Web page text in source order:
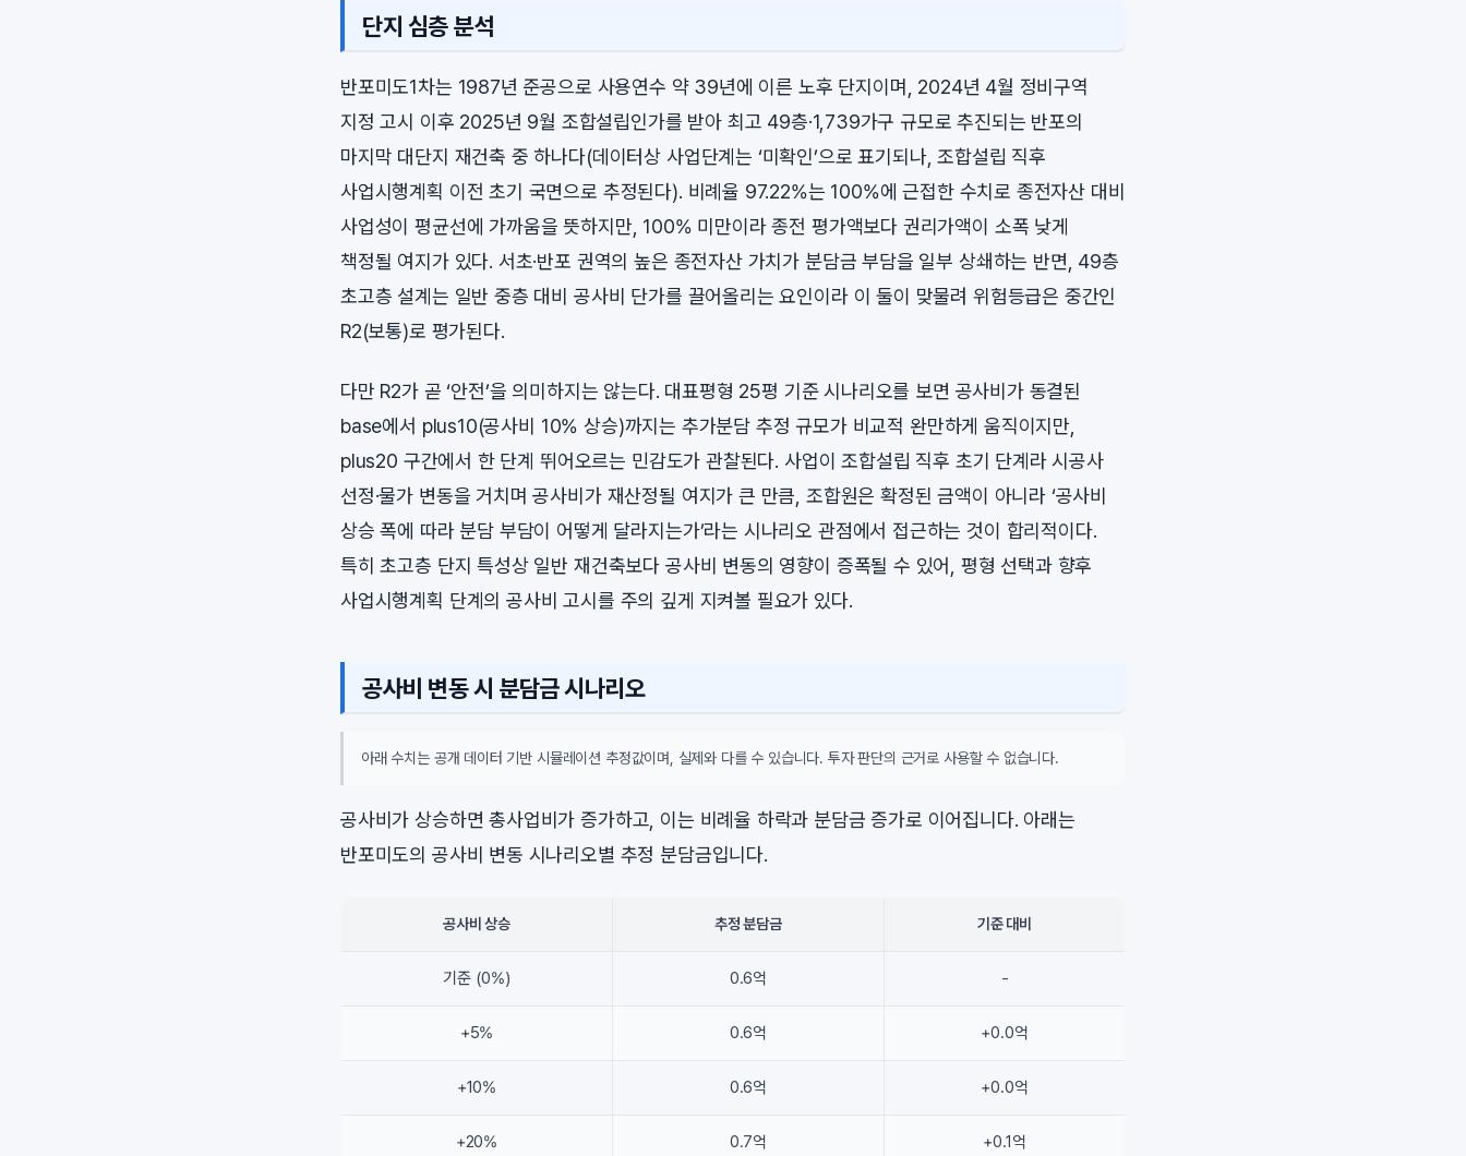
단지 심층 분석
반포미도1차는 1987년 준공으로 사용연수 약 39년에 이른 노후 단지이며, 2024년 4월 정비구역
지정 고시 이후 2025년 9월 조합설립인가를 받아 최고 49층·1,739가구 규모로 추진되는 반포의
마지막 대단지 재건축 중 하나다(데이터상 사업단계는 ‘미확인’으로 표기되나, 조합설립 직후
사업시행계획 이전 초기 국면으로 추정된다). 비례율 97.22%는 100%에 근접한 수치로 종전자산 대비
사업성이 평균선에 가까움을 뜻하지만, 100% 미만이라 종전 평가액보다 권리가액이 소폭 낮게
책정될 여지가 있다. 서초·반포 권역의 높은 종전자산 가치가 분담금 부담을 일부 상쇄하는 반면, 49층
초고층 설계는 일반 중층 대비 공사비 단가를 끌어올리는 요인이라 이 둘이 맞물려 위험등급은 중간인
R2(보통)로 평가된다.
다만 R2가 곧 ‘안전’을 의미하지는 않는다. 대표평형 25평 기준 시나리오를 보면 공사비가 동결된
base에서 plus10(공사비 10% 상승)까지는 추가분담 추정 규모가 비교적 완만하게 움직이지만,
plus20 구간에서 한 단계 뛰어오르는 민감도가 관찰된다. 사업이 조합설립 직후 초기 단계라 시공사
선정·물가 변동을 거치며 공사비가 재산정될 여지가 큰 만큼, 조합원은 확정된 금액이 아니라 ‘공사비
상승 폭에 따라 분담 부담이 어떻게 달라지는가’라는 시나리오 관점에서 접근하는 것이 합리적이다.
특히 초고층 단지 특성상 일반 재건축보다 공사비 변동의 영향이 증폭될 수 있어, 평형 선택과 향후
사업시행계획 단계의 공사비 고시를 주의 깊게 지켜볼 필요가 있다.
공사비 변동 시 분담금 시나리오
아래 수치는 공개 데이터 기반 시뮬레이션 추정값이며, 실제와 다를 수 있습니다. 투자 판단의 근거로 사용할 수 없습니다.
공사비가 상승하면 총사업비가 증가하고, 이는 비례율 하락과 분담금 증가로 이어집니다. 아래는
반포미도의 공사비 변동 시나리오별 추정 분담금입니다.
공사비 상승 추정 분담금 기준 대비
기준 (0%) 0.6억 -
+5% 0.6억 +0.0억
+10% 0.6억 +0.0억
+20% 0.7억 +0.1억